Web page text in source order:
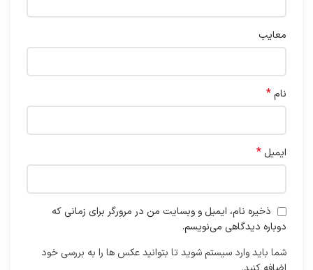
معایب
نام*
ایمیل *
ذخیره نام، ایمیل و وبسایت من در مرورگر برای زمانی که
دوباره دیدگاهی می‌نویسم.
شما باید وارد سیستم شوید تا بتوانید عکس ها را به بررسی خود